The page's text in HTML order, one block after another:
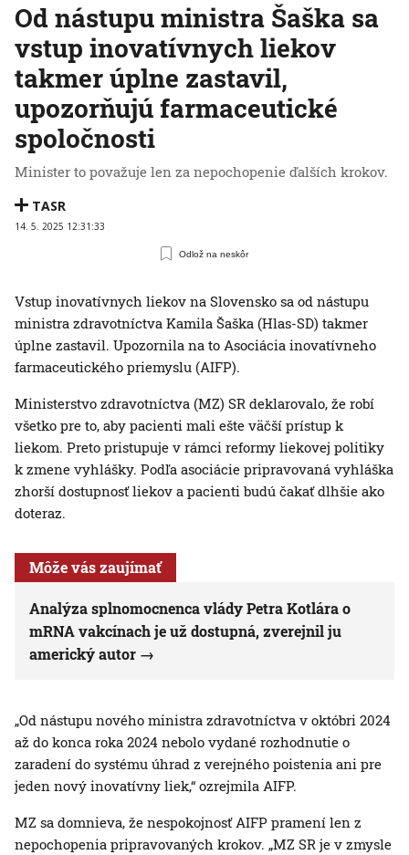
Od nástupu ministra Šaška sa
vstup inovatívnych liekov
takmer úplne zastavil,
upozorňujú farmaceutické
spoločnosti
Minister to považuje len za nepochopenie ďalších krokov.
TASR
14. 5. 2025 12:31:33
Odlož na neskôr
Vstup inovatívnych liekov na Slovensko sa od nástupu
ministra zdravotníctva Kamila Šaška (Hlas-SD) takmer
úplne zastavil. Upozornila na to Asociácia inovatívneho
farmaceutického priemyslu (AIFP).
Ministerstvo zdravotníctva (MZ) SR deklarovalo, že robí
všetko pre to, aby pacienti mali ešte väčší prístup k
liekom. Preto pristupuje v rámci reformy liekovej politiky
k zmene vyhlášky. Podľa asociácie pripravovaná vyhláška
zhorší dostupnosť liekov a pacienti budú čakať dlhšie ako
doteraz.
Môže vás zaujímať
Analýza splnomocnenca vlády Petra Kotlára o
mRNA vakcínach je už dostupná, zverejnil ju
americký autor
„Od nástupu nového ministra zdravotníctva v októbri 2024
až do konca roka 2024 nebolo vydané rozhodnutie o
zaradení do systému úhrad z verejného poistenia ani pre
jeden nový inovatívny liek,“ ozrejmila AIFP.
MZ sa domnieva, že nespokojnosť AIFP pramení len z
nepochopenia pripravovaných krokov. „MZ SR je v zmysle